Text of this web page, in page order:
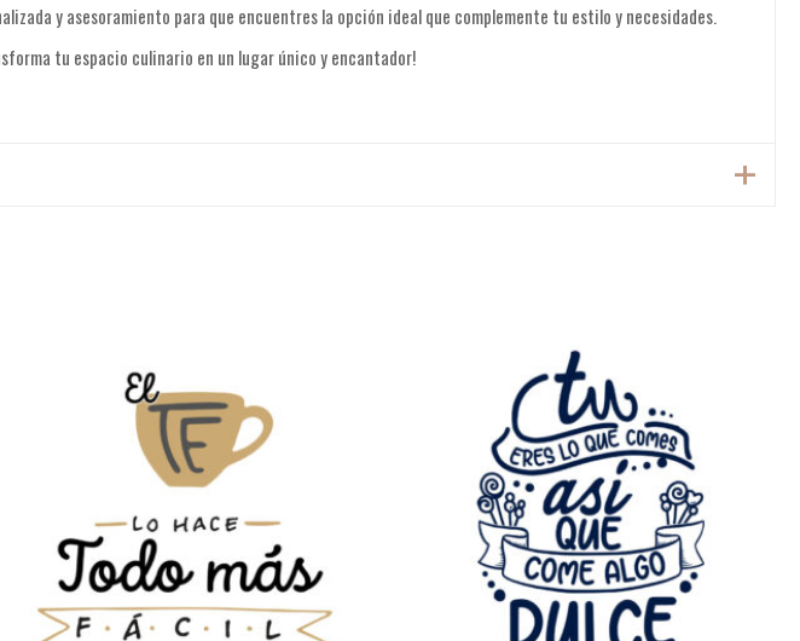
y asesoramiento para que encuentres la opción ideal que complemente tu estilo y necesidades.
tu espacio culinario en un lugar único y encantador!
Correo electrónico*